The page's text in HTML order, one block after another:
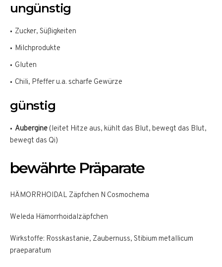
ungünstig
Zucker, Süßigkeiten
Milchprodukte
Gluten
Chili, Pfeffer u.a. scharfe Gewürze
günstig
Aubergine(leitet Hitze aus, kühlt das Blut, bewegt das Blut,
bewegt das Qi)
bewährte Präparate
HÄMORRHOIDAL Zäpfchen N Cosmochema
Weleda Hämorrhoidal­zäpfchen
Wirkstoffe: Rosskastanie, Zaubernuss, Stibium metallicum
praeparatum